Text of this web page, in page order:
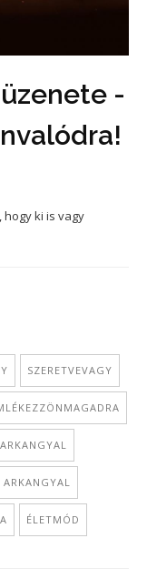
-
ki is vagy
SZERETVEVAGY
ARKANGYAL
ÉLETMÓD